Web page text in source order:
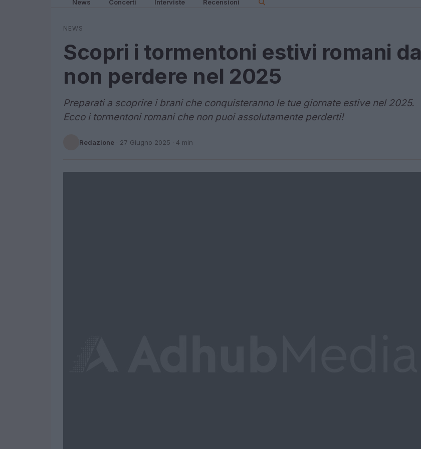
News Concerti Interviste Recensioni
NEWS
Scopri i tormentoni estivi romani da
non perdere nel 2025
Preparati a scoprire i brani che conquisteranno le tue giornate estive nel 2025.
Ecco i tormentoni romani che non puoi assolutamente perderti!
Redazione · 27 Giugno 2025 · 4 min